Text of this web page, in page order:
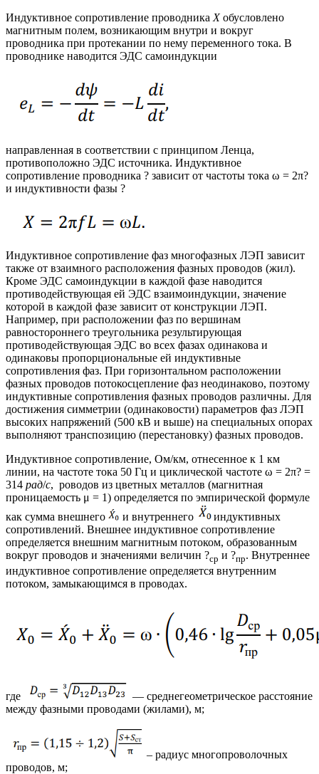
Индуктивное сопротивление проводника Xобусловлено
магнитным полем, возникающим внутри и вокруг
проводника при протекании по нему переменного тока. В
проводнике наводится ЭДС самоиндукции
направленная в соответствии с принципом Ленца,
противоположно ЭДС источника. Индуктивное
сопротивление проводника ? зависит от частоты тока ω = 2π?
и индуктивности фазы ?
Индуктивное сопротивление фаз многофазных ЛЭП зависит
также от взаимного расположения фазных проводов (жил).
Кроме ЭДС самоиндукции в каждой фазе наводится
противодействующая ей ЭДС взаимоиндукции, значение
которой в каждой фазе зависит от конструкции ЛЭП.
Например, при расположении фаз по вершинам
равностороннего треугольника результирующая
противодействующая ЭДС во всех фазах одинакова и
одинаковы пропорциональные ей индуктивные
сопротивления фаз. При горизонтальном расположении
фазных проводов потокосцепление фаз неодинаково, поэтому
индуктивные сопротивления фазных проводов различны. Для
достижения симметрии (одинаковости) параметров фаз ЛЭП
высоких напряжений (500 кВ и выше) на специальных опорах
выполняют транспозицию (перестановку) фазных проводов.
Индуктивное сопротивление, Ом/км, отнесенное к 1 км
линии, на частоте тока 50 Гц и циклической частоте ω = 2π? =
314 рад/с, роводов из цветных металлов (магнитная
проницаемость μ = 1) определяется по эмпирической формуле
как сумма внешнего
и внутреннего
индуктивных
сопротивлений. Внешнее индуктивное сопротивление
определяется внешним магнитным потоком, образованным
вокруг проводов и значениями величин ?ср и ?пр. Внутреннее
индуктивное сопротивление определяется внутренним
потоком, замыкающимся в проводах.
где
— среднегеометрическое расстояние
между фазными проводами (жилами), м;
– радиус многопроволочных
проводов, м;